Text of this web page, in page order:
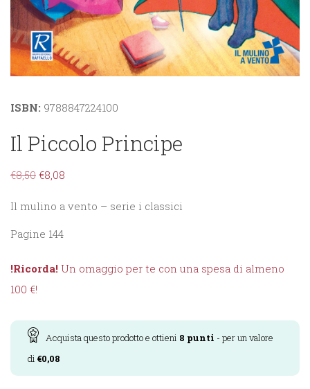
ISBN: 9788847224100
Il Piccolo Principe
€8,50 €8,08
Il mulino a vento – serie i classici
Pagine 144
!Ricorda! Un omaggio per te con una spesa di almeno
100 €!
Acquista questo prodotto e ottieni 8 punti - per un valore
di €0,08